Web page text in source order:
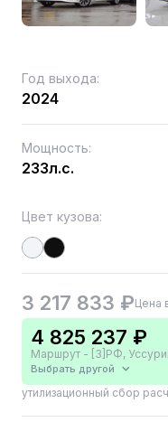
Год выхода:
2024
Мощность:
233л.с.
Цвет кузова:
3 217 833 ₽Цена
4 825 237 ₽
Маршрут - [3]РФ,
Выбрать другой
утилизационный сбор